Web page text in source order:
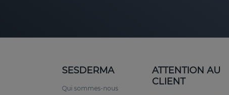
SESDERMA
Qui sommes-nous
ATTENTION AU
CLIENT